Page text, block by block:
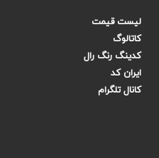
لیست قیمت
کاتالوگ
کدینگ رنگ رال
ایران کد
کانال تلگرام